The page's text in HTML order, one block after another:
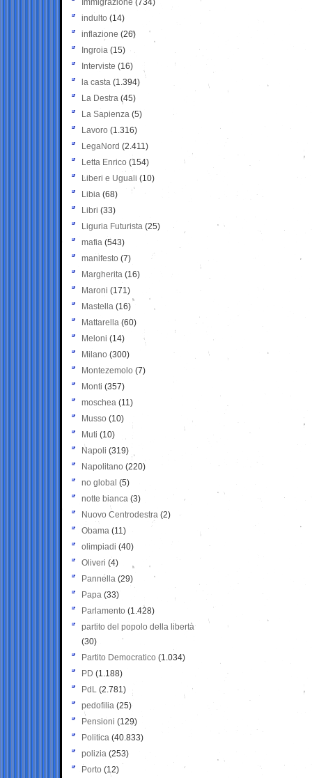
Immigrazione (734)
indulto (14)
inflazione (26)
Ingroia (15)
Interviste (16)
la casta (1.394)
La Destra (45)
La Sapienza (5)
Lavoro (1.316)
LegaNord (2.411)
Letta Enrico (154)
Liberi e Uguali (10)
Libia (68)
Libri (33)
Liguria Futurista (25)
mafia (543)
manifesto (7)
Margherita (16)
Maroni (171)
Mastella (16)
Mattarella (60)
Meloni (14)
Milano (300)
Montezemolo (7)
Monti (357)
moschea (11)
Musso (10)
Muti (10)
Napoli (319)
Napolitano (220)
no global (5)
notte bianca (3)
Nuovo Centrodestra (2)
Obama (11)
olimpiadi (40)
Oliveri (4)
Pannella (29)
Papa (33)
Parlamento (1.428)
partito del popolo della libertà
(30)
Partito Democratico (1.034)
PD (1.188)
PdL (2.781)
pedofilia (25)
Pensioni (129)
Politica (40.833)
polizia (253)
Porto (12)